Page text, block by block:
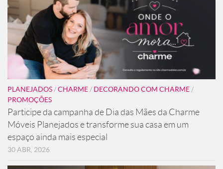
PLANEJADOS/CHARME/ DECORANDO COM CHARME/
PROMOÇÕES
Participe da campanha de Dia das Mães da Charme
Móveis Planejados e transforme sua casa em um
espaço ainda mais especial
30 ABR, 2026